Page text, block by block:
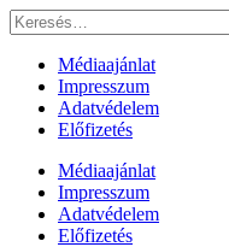
Ugrás
a
tartalomhoz
Keresés:
Médiaajánlat
Impresszum
Adatvédelem
Előfizetés
Médiaajánlat
Impresszum
Adatvédelem
Előfizetés